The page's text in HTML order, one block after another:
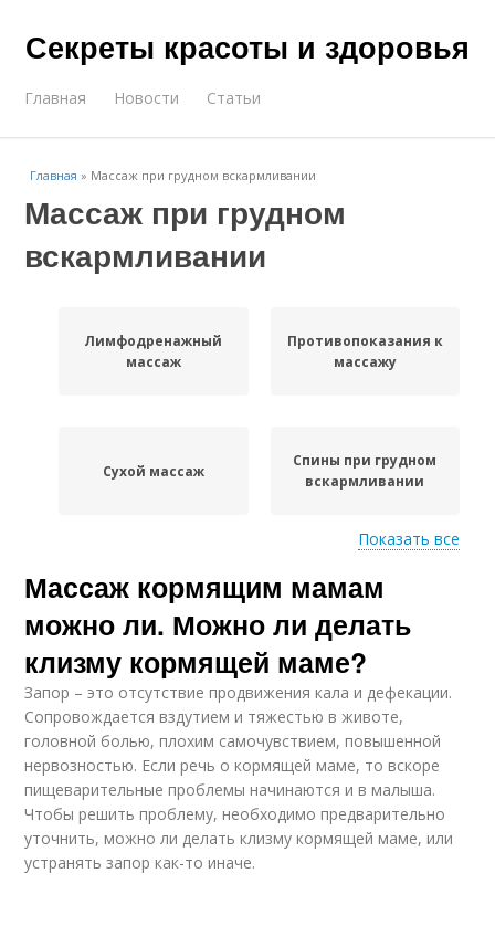
Секреты красоты и здоровья
Главная Новости Статьи
Главная » Массаж при грудном вскармливании
Массаж при грудном
вскармливании
Лимфодренажный
массаж
Противопоказания к
массажу
Сухой массаж
Спины при грудном
вскармливании
Захват при грудном
вскармливании
Массаж до и
Прикладывание при
грудном
вскармливании
Антицеллюлитный
массаж
Показать все
Массаж кормящим мамам
можно ли. Можно ли делать
клизму кормящей маме?
Запор – это отсутствие продвижения кала и дефекации.
Сопровождается вздутием и тяжестью в животе,
головной болью, плохим самочувствием, повышенной
нервозностью. Если речь о кормящей маме, то вскоре
пищеварительные проблемы начинаются и в малыша.
Чтобы решить проблему, необходимо предварительно
уточнить, можно ли делать клизму кормящей маме, или
устранять запор как-то иначе.